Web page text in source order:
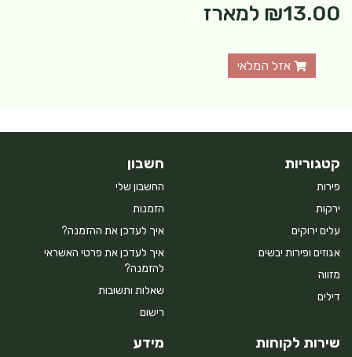
₪13.00 למארז
אזל המלאי
קטגוריות
פירות
ירקות
עלים ירוקים
אגוזים ופירות יבשים
מזווה
דילים
חשבון
החשבון שלי
הזמנות
איך לעדכן את ההזמנה?
איך לעדכן את פרטי האשראי
להזמנה?
שאלות ותשובות
רישום
שירות לקוחות מידע